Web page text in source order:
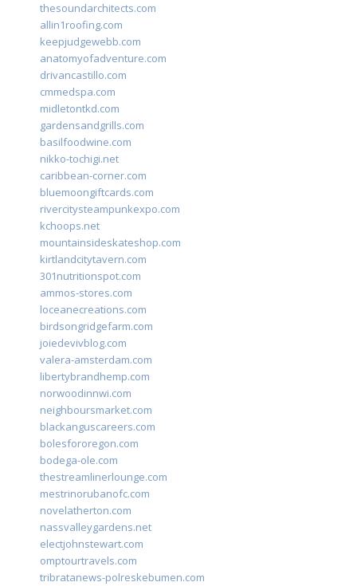
thesoundarchitects.com
allin1roofing.com
keepjudgewebb.com
anatomyofadventure.com
drivancastillo.com
cmmedspa.com
midletontkd.com
gardensandgrills.com
basilfoodwine.com
nikko-tochigi.net
caribbean-corner.com
bluemoongiftcards.com
rivercitysteampunkexpo.com
kchoops.net
mountainsideskateshop.com
kirtlandcitytavern.com
301nutritionspot.com
ammos-stores.com
loceanecreations.com
birdsongridgefarm.com
joiedevivblog.com
valera-amsterdam.com
libertybrandhemp.com
norwoodinnwi.com
neighboursmarket.com
blackanguscareers.com
bolesfororegon.com
bodega-ole.com
thestreamlinerlounge.com
mestrinorubanofc.com
novelatherton.com
nassvalleygardens.net
electjohnstewart.com
omptourtravels.com
tribratanews-polreskebumen.com